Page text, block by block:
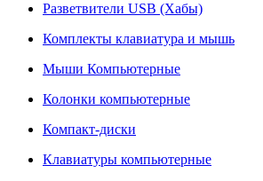
Разветвители USB (Хабы)
Комплекты клавиатура и мышь
Мыши Компьютерные
Колонки компьютерные
Компакт-диски
Клавиатуры компьютерные